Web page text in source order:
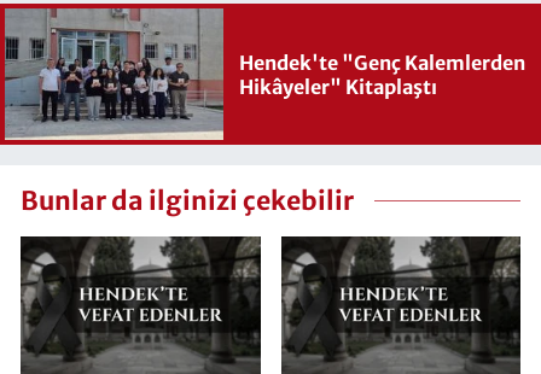
Hendek'te "Genç Kalemlerden
Hikâyeler" Kitaplaştı
Bunlar da ilginizi çekebilir